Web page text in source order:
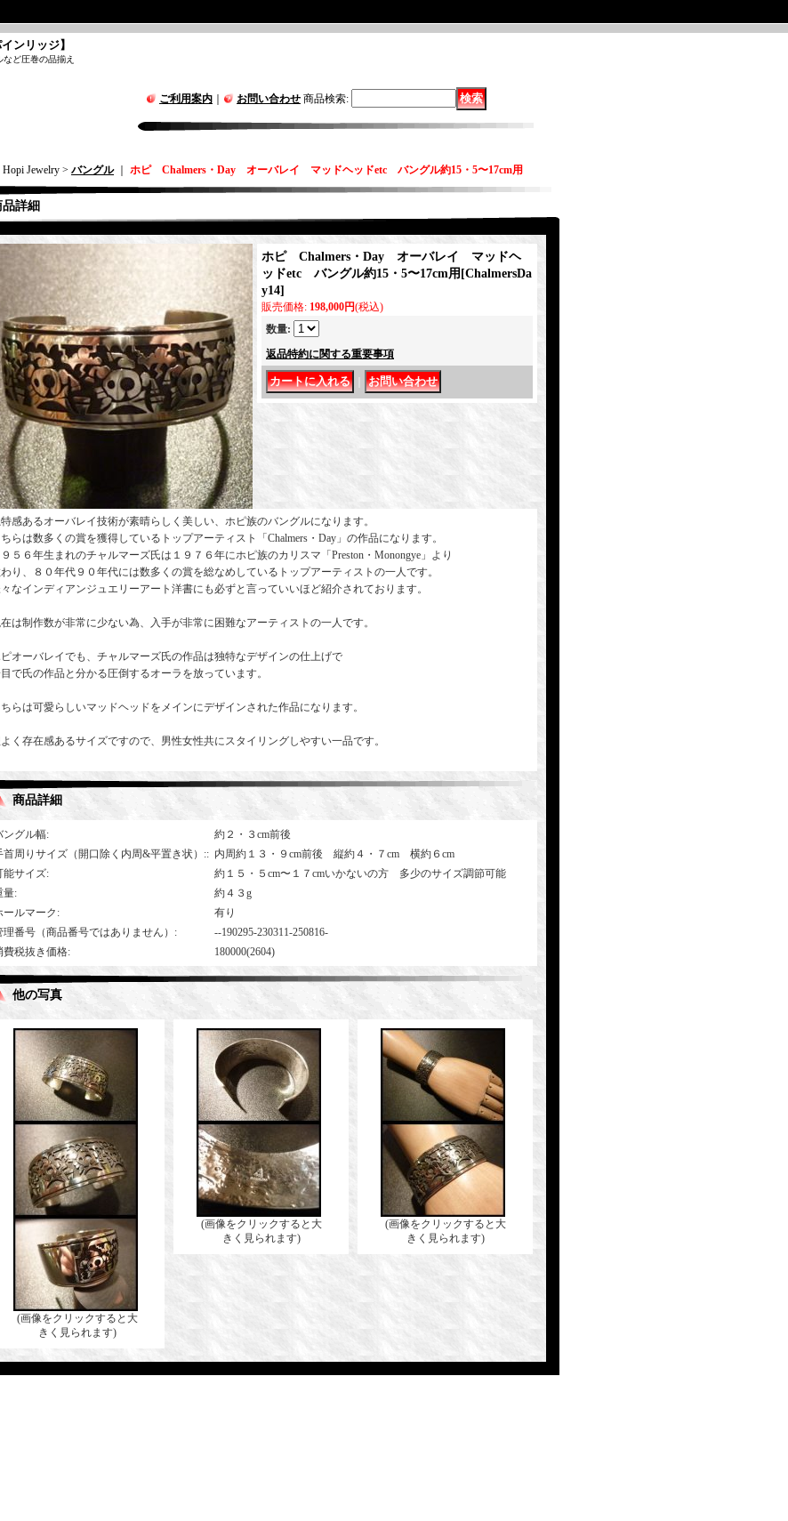
ンリッジ】
ど圧巻の品揃え
ご利用案内 お問い合わせ 商品検索:
Hopi Jewelry > バングル｜ ホピ Chalmers・Day オーバレイ マッドヘッドetc バングル約15・5〜17cm用
品詳細
ホピ Chalmers・Day オーバレイ マッドヘ
ッドetc バングル約15・5〜17cm用 [ChalmersDa
y14]
販売価格: 198,000円(税込)
数量:
返品特約に関する重要事項
感あるオーバレイ技術が素晴らしく美しい、ホピ族のバングルになります。
らは数多くの賞を獲得しているトップアーティスト「Chalmers・Day」の作品になります。
９５６年生まれのチャルマーズ氏は１９７６年にホピ族のカリスマ「Preston・Monongye」より
り、８０年代９０年代には数多くの賞を総なめしているトップアーティストの一人です。
なインディアンジュエリーアート洋書にも必ずと言っていいほど紹介されております。
は制作数が非常に少ない為、入手が非常に困難なアーティストの一人です。
オーバレイでも、チャルマーズ氏の作品は独特なデザインの仕上げで
で氏の作品と分かる圧倒するオーラを放っています。
らは可愛らしいマッドヘッドをメインにデザインされた作品になります。
く存在感あるサイズですので、男性女性共にスタイリングしやすい一品です。
商品詳細
ングル幅:
約２・３cm前後
首周りサイズ（開口除く内周&平置き状）:: 内周約１３・９cm前後 縦約４・７cm 横約６cm
能サイズ:
約１５・５cm〜１７cmいかないの方 多少のサイズ調節可能
量:
約４３g
ールマーク :
有り
理番号（商品番号ではありません） :
--190295-230311-250816-
費税抜き価格: 180000(2604)
他の写真
(画像をクリックすると大
きく見られます)
(画像をクリックすると大
きく見られます)
(画像をクリックすると大
きく見られます)